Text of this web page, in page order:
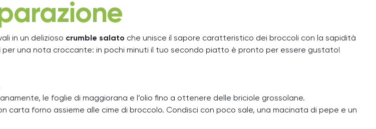
in un delizioso crumble salato che unisce il sapore caratteristico dei broccoli con la sapidità
per una nota croccante: in pochi minuti il tuo secondo piatto è pronto per essere gustato!
le foglie di maggiorana e l’olio fino a ottenere delle briciole grossolane.
carta forno assieme alle cime di broccolo. Condisci con poco sale, una macinata di pepe e un